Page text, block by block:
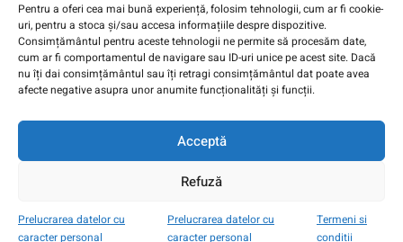
Pentru a oferi cea mai bună experiență, folosim tehnologii, cum ar fi cookie-
uri, pentru a stoca și/sau accesa informațiile despre dispozitive.
Consimțământul pentru aceste tehnologii ne permite să procesăm date,
cum ar fi comportamentul de navigare sau ID-uri unice pe acest site. Dacă
nu îți dai consimțământul sau îți retragi consimțământul dat poate avea
afecte negative asupra unor anumite funcționalități și funcții.
Acceptă
Refuză
Prelucrarea datelor cu
caracter personal
Prelucrarea datelor cu
caracter personal
Termeni si
conditii
Copyright © 2025Digitaz.